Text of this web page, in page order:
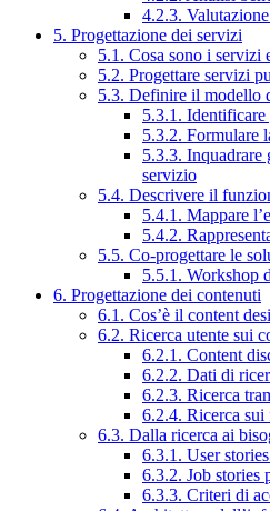
4.2.3.
5. Progettazione dei servizi
5.1. Cosa sono i servizi
5.2. Progettare servizi
5.3. Definire il modello
5.3.1.
5.3.2. Formulare
5.3.3.
servizio
5.4. Descrivere il
5.4.1. Mappare
5.4.2.
5.5. Co-progettare le
5.5.1. Workshop
6. Progettazione dei contenuti
6.1. Cos’è il content
6.2. Ricerca utente sui
6.2.1. Content
6.2.2. Dati di
6.2.3. Ricerca
6.2.4. Ricerca sui
6.3. Dalla ricerca ai
6.3.1. User
6.3.2. Job stories
6.3.3. Criteri di